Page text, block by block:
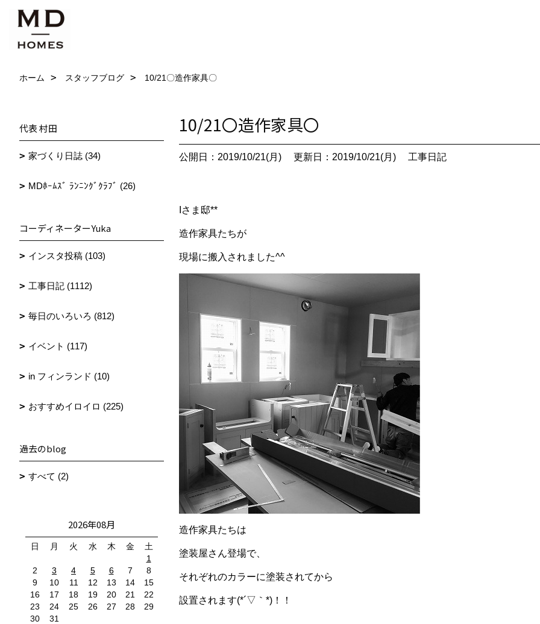
ホーム スタッフブログ 10/21〇造作家具〇
10/21〇造作家具〇
公開日：2019/10/21(月) 更新日：2019/10/21(月) 工事日記
Iさま邸**
造作家具たちが
現場に搬入されました^^
造作家具たちは
塗装屋さん登場で、
それぞれのカラーに塗装されてから
設置されます(*´▽｀*)！！
代表 村田
家づくり日誌 (34)
MDﾎｰﾑｽﾞ ﾗﾝﾆﾝｸﾞｸﾗﾌﾞ (26)
コーディネーターYuka
インスタ投稿 (103)
工事日記 (1112)
毎日のいろいろ (812)
イベント (117)
in フィンランド (10)
おすすめイロイロ (225)
過去のblog
すべて (2)
2026年08月
日 月 火 水 木 金
土
1
2
3 4 5 6 7
8
9
10 11 12 13 14
15
16
17 18 19 20 21
22
23
24 25 26 27 28
29
30
31